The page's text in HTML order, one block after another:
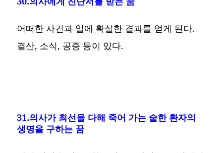
어떠한 사건과 일에 확실한 결과를 얻게 된다.
결산, 소식, 공증 등이 있다.
31.의사가 최선을 다해 죽어 가는 숱한 환자의
생명을 구하는 꿈